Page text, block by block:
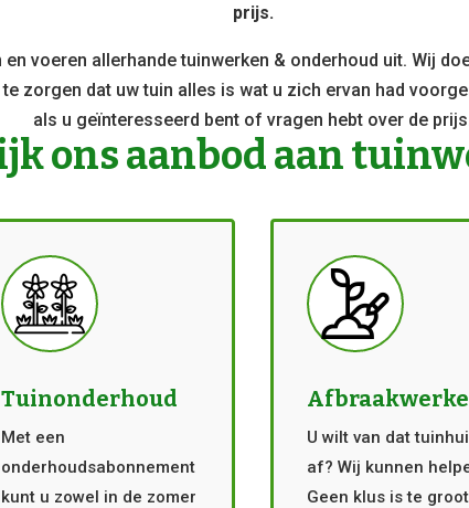
prijs.
voeren allerhande tuinwerken & onderhoud uit. Wij
zorgen dat uw tuin alles is wat u zich ervan had
als u geïnteresseerd bent of vragen hebt over de
ons aanbod aan
Tuinonderhoud
Met een
onderhoudsabonnement
kunt u zowel in de zomer
U wilt van dat
af? Wij kunnen
Geen klus is te